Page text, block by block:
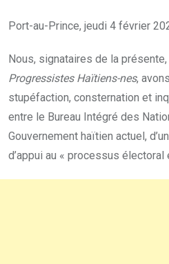
Port-au-Prince, jeudi 4 février
Nous, signataires de la présente,
Progressistes Haïtiens-nes,
stupéfaction, consternation et
entre le Bureau Intégré des
Gouvernement haïtien actuel,
d’appui au « processus électoral